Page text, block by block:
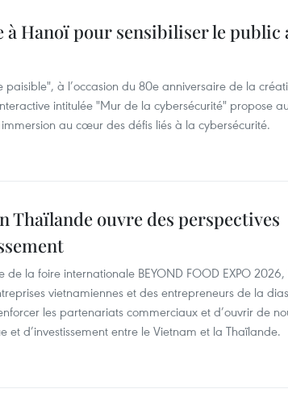
Hanoï pour sensibiliser le public
à l’occasion du 80e anniversaire de la
intitulée "Mur de la cybersécurité" propose
au cœur des défis liés à la cybersécurité.
Thaïlande ouvre des perspectives
la foire internationale BEYOND FOOD EXPO 2026,
vietnamiennes et des entrepreneurs de la
les partenariats commerciaux et d’ouvrir de
d’investissement entre le Vietnam et la Thaïlande.